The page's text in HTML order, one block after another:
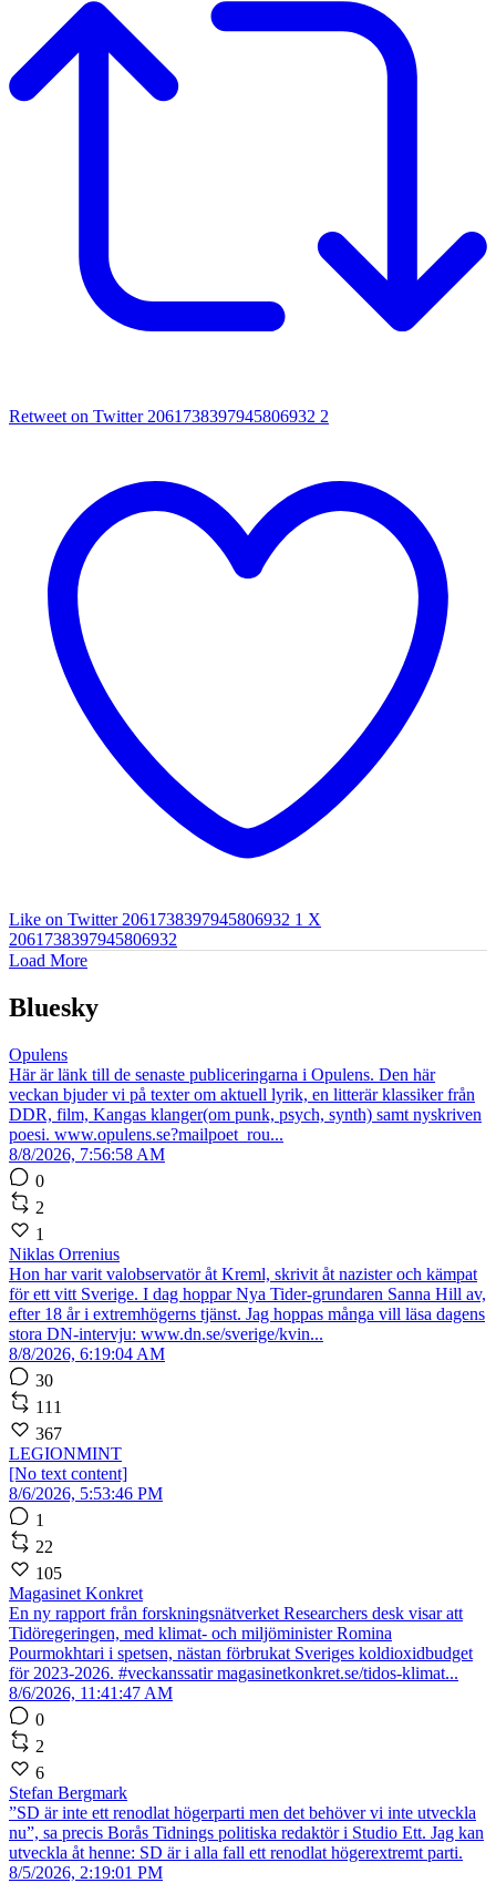
Retweet on Twitter 2061738397945806932 2
Like on Twitter 2061738397945806932 1 X
2061738397945806932
Load More
Bluesky
Opulens
Här är länk till de senaste publiceringarna i Opulens. Den här
veckan bjuder vi på texter om aktuell lyrik, en litterär klassiker från
DDR, film, Kangas klanger(om punk, psych, synth) samt nyskriven
poesi. www.opulens.se?mailpoet_rou...
8/8/2026, 7:56:58 AM
0
2
1
Niklas Orrenius
Hon har varit valobservatör åt Kreml, skrivit åt nazister och kämpat
för ett vitt Sverige. I dag hoppar Nya Tider-grundaren Sanna Hill av,
efter 18 år i extremhögerns tjänst. Jag hoppas många vill läsa dagens
stora DN-intervju: www.dn.se/sverige/kvin...
8/8/2026, 6:19:04 AM
30
111
367
LEGIONMINT
[No text content]
8/6/2026, 5:53:46 PM
1
22
105
Magasinet Konkret
En ny rapport från forskningsnätverket Researchers desk visar att
Tidöregeringen, med klimat- och miljöminister Romina
Pourmokhtari i spetsen, nästan förbrukat Sveriges koldioxidbudget
för 2023-2026. #veckanssatir magasinetkonkret.se/tidos-klimat...
8/6/2026, 11:41:47 AM
0
2
6
Stefan Bergmark
”SD är inte ett renodlat högerparti men det behöver vi inte utveckla
nu”, sa precis Borås Tidnings politiska redaktör i Studio Ett. Jag kan
utveckla åt henne: SD är i alla fall ett renodlat högerextremt parti.
8/5/2026, 2:19:01 PM